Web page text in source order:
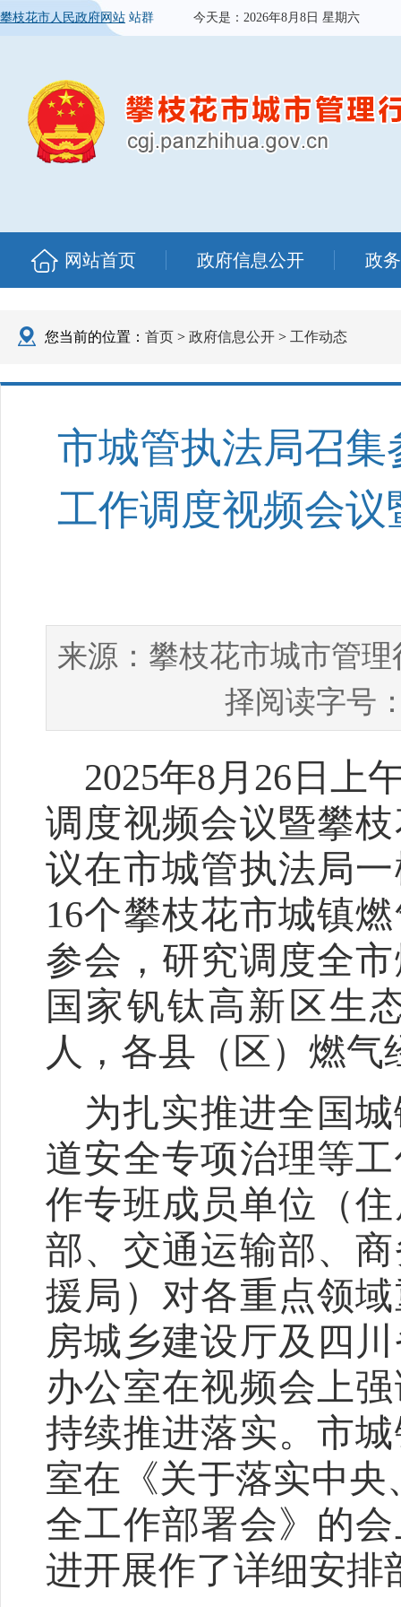
攀枝花市人民政府网站 站群 今天是： 2026年8月8日 星期六
网站首页 政府信息公开 政
您当前的位置： 首页 > 政府信息公开 > 工作动态
市城管执法局召
工作调度视频会
来源： 攀枝花市城市管
择阅读字号
2025年8 月 26 日上
调度视频会议暨攀
议在市城管执法局
16个攀枝花市城镇
参会，研究调度全
国家钒钛高新区生
人，各县 （ 区） 燃气
为扎实推进全国
道安全专项治理等
作专班成员单位（
部、交通运输部、
援局）对各重点领
房城乡建设厅及四
办公室在视频会上
持续推进落实。市
室在《关于落实中
全工作部署会》的
进开展作了详细安排